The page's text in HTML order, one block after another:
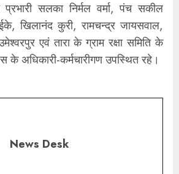
प्रभारी सलका निर्मल वर्मा, पंच सकील
खिलानंद कुरी, रामचन्द्र जायसवाल,
एवं तारा के ग्राम रक्षा समिति के
अधिकारी-कर्मचारीगण उपस्थित रहे।
News Desk